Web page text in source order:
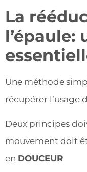
La
l’épaule:
Une méthode
récupérer l’usage
Deux principes
mouvement doit
en DOUCEUR